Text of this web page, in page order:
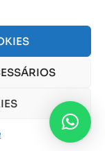
Aviso de Cookies